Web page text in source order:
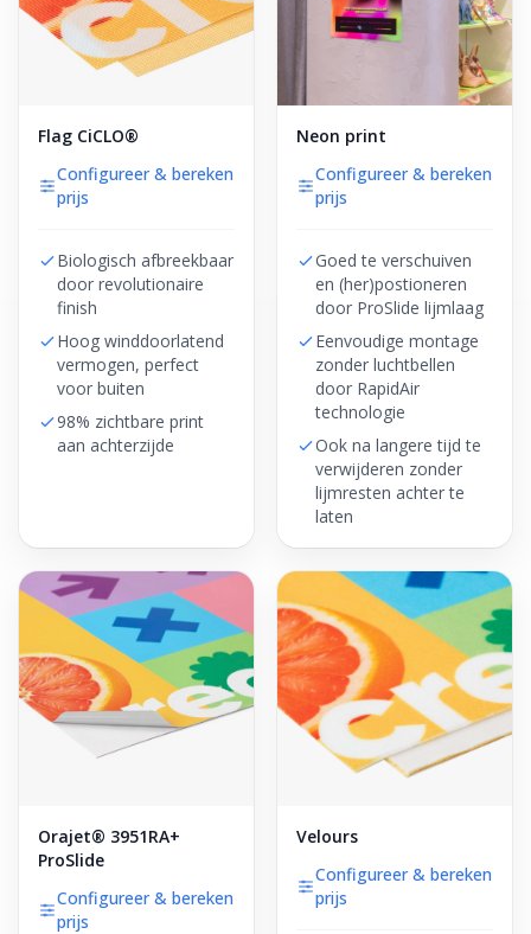
Flag CiCLO®
Configureer & bereken
prijs
Biologisch afbreekbaar
door revolutionaire
finish
Hoog winddoorlatend
vermogen, perfect
voor buiten
98% zichtbare print
aan achterzijde
Neon print
Configureer & bereken
prijs
Goed te verschuiven
en (her)postioneren
door ProSlide lijmlaag
Eenvoudige montage
zonder luchtbellen
door RapidAir
technologie
Ook na langere tijd te
verwijderen zonder
lijmresten achter te
laten
Orajet® 3951RA+
ProSlide
Configureer & bereken
prijs
Velours
Configureer & bereken
prijs